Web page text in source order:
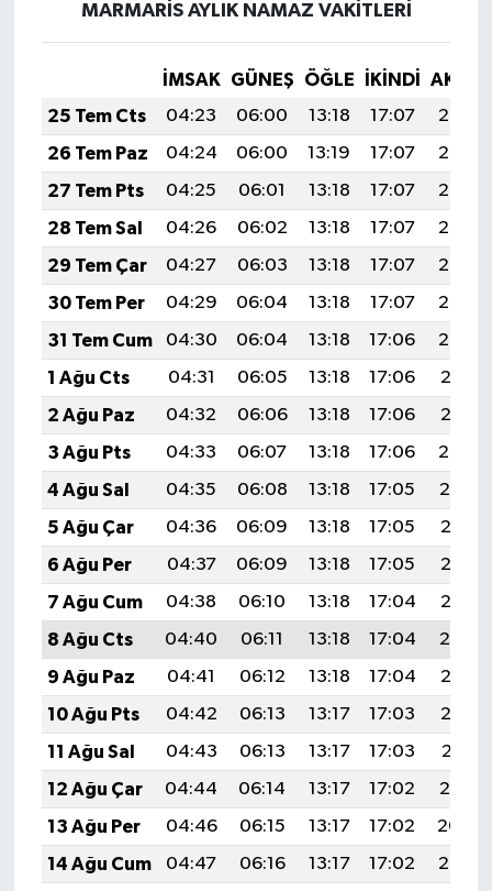
MARMARİS AYLIK NAMAZ VAKITLERI
İMSAK GÜNEŞ ÖĞLE İKINDI
25 Tem Cts
04:23 06:00 13:18 17:07
20:27
26 Tem Paz
04:24 06:00 13:19 17:07
20:27
27 Tem Pts
04:25 06:01 13:18 17:07
20:26
28 Tem Sal
04:26 06:02 13:18 17:07
20:25
29 Tem Çar
04:27 06:03 13:18 17:07
20:24
30 Tem Per
04:29 06:04 13:18 17:07
20:23
31 Tem Cum
04:30 06:04 13:18 17:06
20:22
1 Ağu Cts
04:31 06:05 13:18 17:06
20:21
2 Ağu Paz
04:32 06:06 13:18 17:06
20:21
3 Ağu Pts
04:33 06:07 13:18 17:06
20:20
4 Ağu Sal
04:35 06:08 13:18 17:05
20:19
5 Ağu Çar
04:36 06:09 13:18 17:05
20:18
6 Ağu Per
04:37 06:09 13:18 17:05
20:17
7 Ağu Cum
04:38 06:10 13:18 17:04
20:15
8 Ağu Cts
04:40 06:11 13:18 17:04
20:14
9 Ağu Paz
04:41 06:12 13:18 17:04
20:13
10 Ağu Pts
04:42 06:13 13:17 17:03
20:12
11 Ağu Sal
04:43 06:13 13:17 17:03
20:11
12 Ağu Çar
04:44 06:14 13:17 17:02
20:10
13 Ağu Per
04:46 06:15 13:17 17:02
20:09
14 Ağu Cum
04:47 06:16 13:17 17:02
20:08